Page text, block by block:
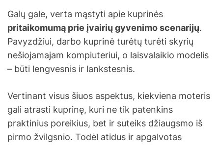
Galų gale, verta mąstyti apie kuprinės
pritaikomumą prie įvairių gyvenimo scenarijų.
Pavyzdžiui, darbo kuprinė turėtų turėti skyrių
nešiojamajam kompiuteriui, o laisvalaikio modelis
– būti lengvesnis ir lankstesnis.
Vertinant visus šiuos aspektus, kiekviena moteris
gali atrasti kuprinę, kuri ne tik patenkins
praktinius poreikius, bet ir suteiks džiaugsmo iš
pirmo žvilgsnio. Todėl atidus ir apgalvotas